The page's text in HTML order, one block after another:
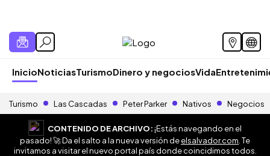
InicioNoticiasTurismoDinero y negociosVida
Turismo Las Cascadas Peter Parker Nativos Negocios
CONTENIDO DE ARCHIVO:¡Estás navegando en el
pasado! 🚀 Da el salto a la nueva versión deelsalvador.com . Te
invitamos a visitar el nuevo portal país donde coincidimos todos.